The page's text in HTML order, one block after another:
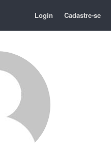
Login Cadastre-se